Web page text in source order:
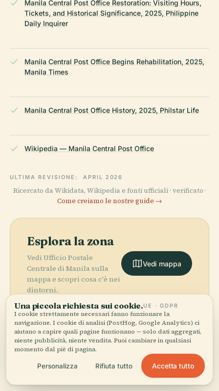
Manila Central Post Office Restoration: Visiting Hours,
Tickets, and Historical Significance, 2025, Philippine
Daily Inquirer
Manila Central Post Office Begins Rehabilitation, 2025,
Manila Times
Manila Central Post Office History, 2025, Philstar Life
Wikipedia — Manila Central Post Office
ULTIMA REVISIONE: APRIL 2026
Ricercato da Wikidata, Wikipedia e fonti ufficiali · verificato ·
Come creiamo le nostre guide →
Esplora la zona
Vedi Ufficio Postale
Centrale di Manila sulla
mappa e scopri cosa c'è nei
dintorni.
Vedi mappa
More inGrande Manila.
258 luoghi da scoprire — alcuni da abbinare.
Circolo
PLACE
Stadio
Una piccola richiesta sui cookie.UE · GDPR
I cookie strettamente necessari fanno funzionare la
navigazione. I cookie di analisi (PostHog, Google Analytics) ci
aiutano a capire quali pagine funzionano — solo dati aggregati,
niente pubblicità, niente vendita. Puoi cambiare in qualsiasi
momento dal piè di pagina.
Personalizza Rifiuta tutto Accetta tutto